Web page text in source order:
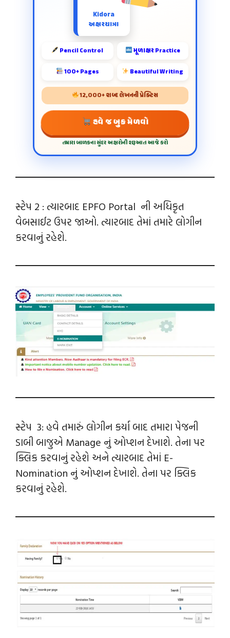
Kidora
અક્ષરયાત્રા
Pencil Control મૂળાક્ષર Practice
100+ Pages Beautiful Writing
12,000+ શબ્દ લેખનની પ્રેક્ટિસ
હવે જ બુક મેળવો
તમારા બાળકના સુંદર અક્ષરોની શરૂઆત આજે કરો
સ્ટેપ 2 : ત્યારબાદ EPFO Portal ની અધિકૃત
વેબસાઈટ ઉપર જાઓ. ત્યારબાદ તેમાં તમારે લોગીન
કરવાનું રહેશે.
સ્ટેપ 3: હવે તમારું લોગીન કર્યા બાદ તમારા પેજની
ડાબી બાજુએ Manage નું ઓપ્શન દેખાશે. તેના પર
ક્લિક કરવાનું રહેશે અને ત્યારબાદ તેમાં E-
Nomination નું ઓપ્શન દેખાશે. તેના પર ક્લિક
કરવાનું રહેશે.